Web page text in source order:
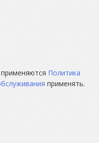
Политика
применять.